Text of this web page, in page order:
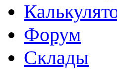
Форум
Склады